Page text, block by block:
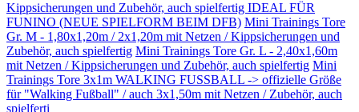
Kippsicherungen und Zubehör, auch spielfertig IDEAL FÜR
FUNINO (NEUE SPIELFORM BEIM DFB) Mini Trainings Tore
Gr. M - 1,80x1,20m / 2x1,20m mit Netzen / Kippsicherungen und
Zubehör, auch spielfertig Mini Trainings Tore Gr. L - 2,40x1,60m
mit Netzen / Kippsicherungen und Zubehör, auch spielfertig Mini
Trainings Tore 3x1m WALKING FUSSBALL -> offizielle Größe
für "Walking Fußball" / auch 3x1,50m mit Netzen / Zubehör, auch
spielferti